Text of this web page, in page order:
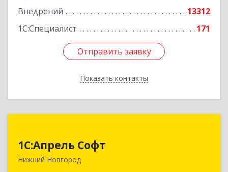
Внедрений
13312
1С:Специалист
171
Отправить заявку
Показать контакты
Отправить заявку
Назад
1С:Апрель Софт
Нижний Новгород
603000, Нижегородская обл, Нижний Новгород
г, Ульянова ул, дом № 10а, оф.715